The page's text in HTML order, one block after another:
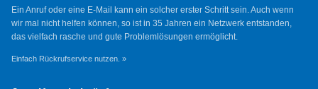
Ein Anruf oder eine E-Mail kann ein solcher erster Schritt sein. Auch wenn
wir mal nicht helfen können, so ist in 35 Jahren ein Netzwerk entstanden,
das vielfach rasche und gute Problemlösungen ermöglicht.
Einfach Rückrufservice nutzen. »